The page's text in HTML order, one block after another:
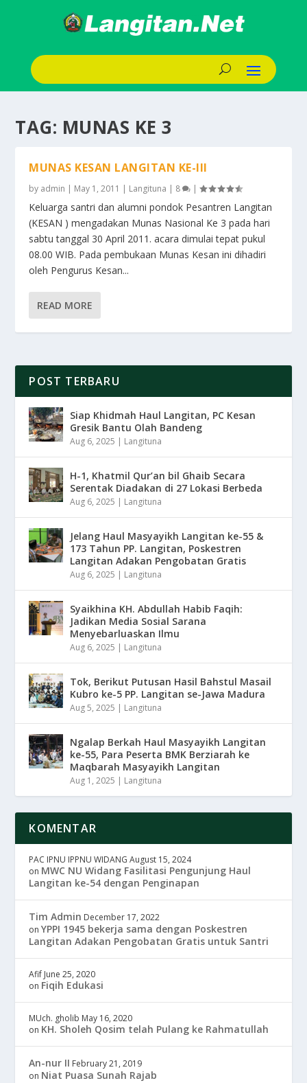
TAG: MUNAS KE 3
MUNAS KESAN LANGITAN KE-III
by admin | May 1, 2011 | Langituna | 8 |
Keluarga santri dan alumni pondok Pesantren Langitan
(KESAN ) mengadakan Munas Nasional Ke 3 pada hari
sabtu tanggal 30 April 2011. acara dimulai tepat pukul
08.00 WIB. Pada pembukaan Munas Kesan ini dihadiri
oleh Pengurus Kesan...
READ MORE
POST TERBARU
Siap Khidmah Haul Langitan, PC Kesan
Gresik Bantu Olah Bandeng
Aug 6, 2025 | Langituna
H-1, Khatmil Qur’an bil Ghaib Secara
Serentak Diadakan di 27 Lokasi Berbeda
Aug 6, 2025 | Langituna
Jelang Haul Masyayikh Langitan ke-55 &
173 Tahun PP. Langitan, Poskestren
Langitan Adakan Pengobatan Gratis
Aug 6, 2025 | Langituna
Syaikhina KH. Abdullah Habib Faqih:
Jadikan Media Sosial Sarana
Menyebarluaskan Ilmu
Aug 6, 2025 | Langituna
Tok, Berikut Putusan Hasil Bahstul Masail
Kubro ke-5 PP. Langitan se-Jawa Madura
Aug 5, 2025 | Langituna
Ngalap Berkah Haul Masyayikh Langitan
ke-55, Para Peserta BMK Berziarah ke
Maqbarah Masyayikh Langitan
Aug 1, 2025 | Langituna
KOMENTAR
PAC IPNU IPPNU WIDANG August 15, 2024
on MWC NU Widang Fasilitasi Pengunjung Haul
Langitan ke-54 dengan Penginapan
Tim Admin December 17, 2022
onYPPI 1945 bekerja sama dengan Poskestren
Langitan Adakan Pengobatan Gratis untuk Santri
Afif June 25, 2020
on Fiqih Edukasi
MUch. gholib May 16, 2020
on KH. Sholeh Qosim telah Pulang ke Rahmatullah
An-nur II February 21, 2019
on Niat Puasa Sunah Rajab